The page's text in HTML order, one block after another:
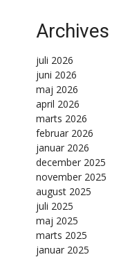
Archives
juli 2026
juni 2026
maj 2026
april 2026
marts 2026
februar 2026
januar 2026
december 2025
november 2025
august 2025
juli 2025
maj 2025
marts 2025
januar 2025